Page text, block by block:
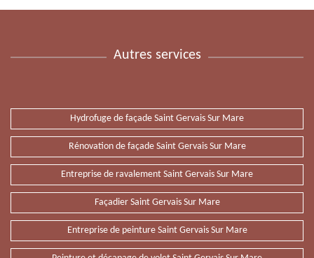
Autres services
Hydrofuge de façade Saint Gervais Sur Mare
Rénovation de façade Saint Gervais Sur Mare
Entreprise de ravalement Saint Gervais Sur Mare
Façadier Saint Gervais Sur Mare
Entreprise de peinture Saint Gervais Sur Mare